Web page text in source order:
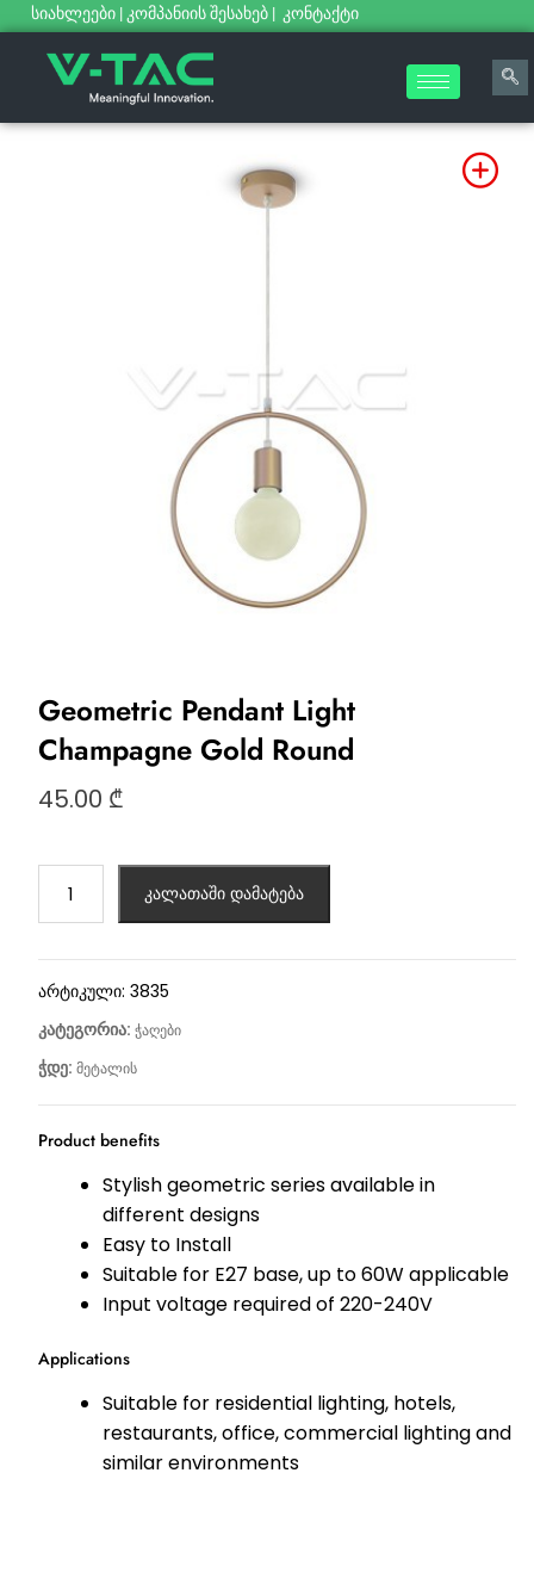
სიახლეები | კომპანიის შესახებ | კონტაქტი
Geometric Pendant Light
Champagne Gold Round
45.00 ₾
კალათაში დამატება
არტიკული: 3835
კატეგორია: ჭაღები
ჭდე: მეტალის
Product benefits
Stylish geometric series available in
different designs
Easy to Install
Suitable for E27 base, up to 60W applicable
Input voltage required of 220-240V
Applications
Suitable for residential lighting, hotels,
restaurants, office, commercial lighting and
similar environments